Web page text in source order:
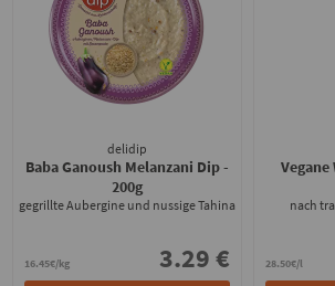
delidip
Baba Ganoush Melanzani Dip-
200g
gegrillte Aubergine und nussige Tahina
16.45€/kg 3.29 €
nach
28.50€/l